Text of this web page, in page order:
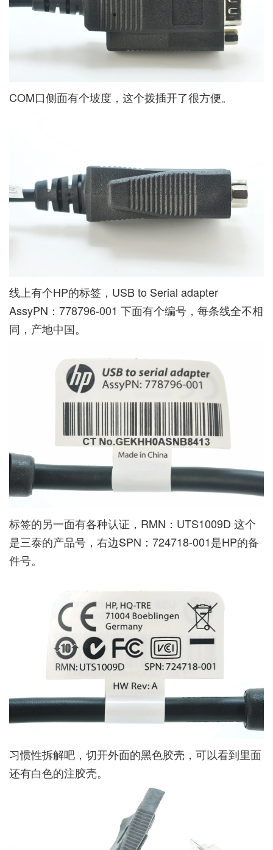
COM口侧面有个坡度，这个拨插开了很方便。
线上有个HP的标签，USB to Serial adapter
AssyPN：778796-001 下面有个编号，每条线全不相
同，产地中国。
标签的另一面有各种认证，RMN：UTS1009D 这个
是三泰的产品号，右边SPN：724718-001是HP的备
件号。
习惯性拆解吧，切开外面的黑色胶壳，可以看到里面
还有白色的注胶壳。